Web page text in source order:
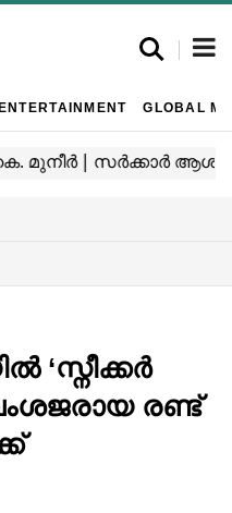
ENTERTAINMENT GLOBAL
‘സ്നീക്കർ
രണ്ട്